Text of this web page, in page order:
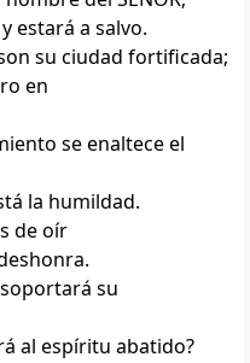
estará a salvo.
su ciudad fortificada;
en
se enaltece el
la humildad.
de oír
su
al espíritu abatido?